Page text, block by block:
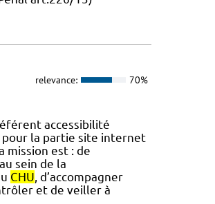
relevance: 70%
accessibilité
la partie site internet
mission est : de
sein de la
CHU, d’accompagner
et de veiller à